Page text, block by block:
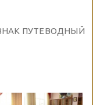
ПУТЕВОДНЫЙ